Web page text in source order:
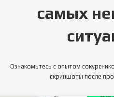
самых
Ознакомьтесь с опытом
скриншоты после